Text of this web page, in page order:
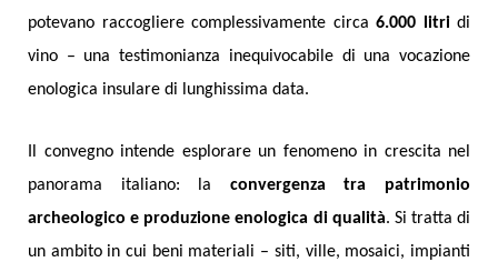
potevano raccogliere complessivamente circa 6.000 litri di
vino – una testimonianza inequivocabile di una vocazione
enologica insulare di lunghissima data.
Il convegno intende esplorare un fenomeno in crescita nel
panorama italiano: la convergenza tra patrimonio
archeologico e produzione enologica di qualità. Si tratta di
un ambito in cui beni materiali – siti, ville, mosaici, impianti